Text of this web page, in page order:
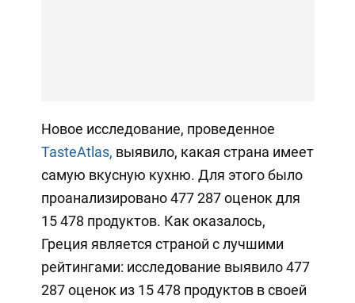
Новое исследование, проведенное
TasteAtlas, выявило, какая страна имеет
самую вкусную кухню. Для этого было
проанализировано 477 287 оценок для
15 478 продуктов. Как оказалось,
Греция является страной с лучшими
рейтингами: исследование выявило 477
287 оценок из 15 478 продуктов в своей